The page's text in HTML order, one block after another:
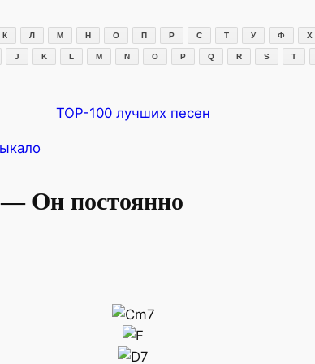
К Л М Н О П Р С Т У Ф Х
J K L M N O P Q R S T
TOP-100 лучших песен
Он постоянно